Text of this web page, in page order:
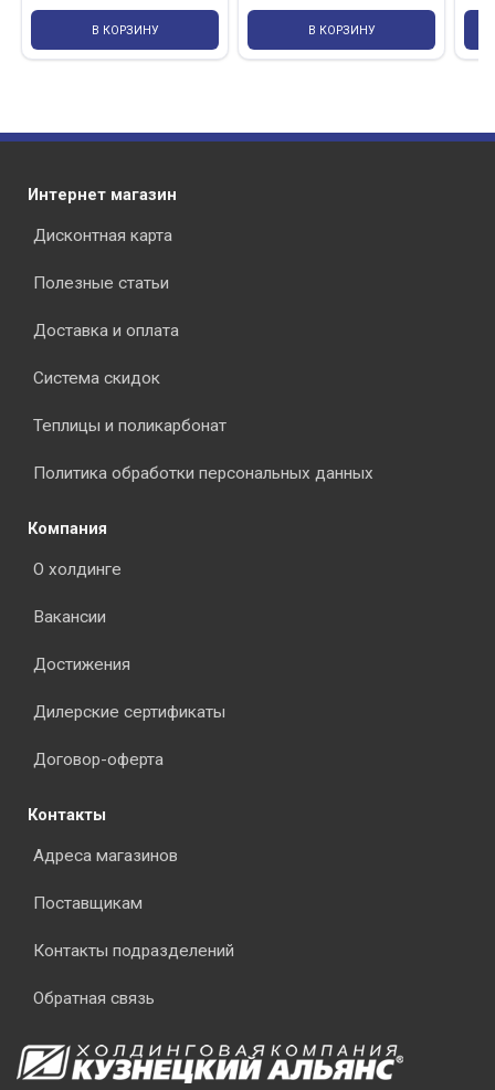
В КОРЗИНУ В КОРЗИНУ
Интернет магазин
Дисконтная карта
Полезные статьи
Доставка и оплата
Система скидок
Теплицы и поликарбонат
Политика обработки персональных данных
Компания
О холдинге
Вакансии
Достижения
Дилерские сертификаты
Договор-оферта
Контакты
Адреса магазинов
Поставщикам
Контакты подразделений
Обратная связь